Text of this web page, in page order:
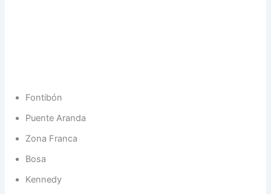
Fontibón
Puente Aranda
Zona Franca
Bosa
Kennedy